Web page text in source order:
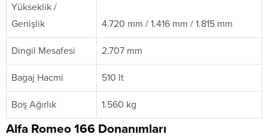
Yükseklik /
Genişlik
4.720 mm / 1.416 mm / 1.815 mm
Dingil Mesafesi 2.707 mm
Bagaj Hacmi 510 lt
Boş Ağırlık 1.560 kg
Alfa Romeo 166 Donanımları